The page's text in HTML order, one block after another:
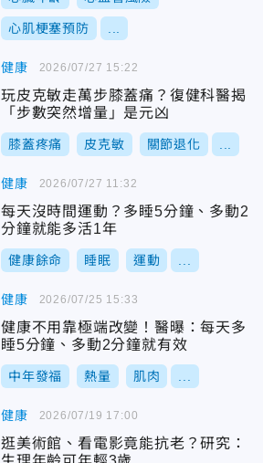
心肌梗塞預防
健康
玩皮克敏走萬步膝蓋痛？復健科醫揭
「步數突然增量」是元凶
膝蓋疼痛 皮克敏 關節退化
2026/07/27 15:22
健康
每天沒時間運動？多睡5分鐘、多動2
分鐘就能多活1年
健康餘命 睡眠 運動
2026/07/27 11:32
健康
健康不用靠極端改變！醫曝：每天多
睡5分鐘、多動2分鐘就有效
中年發福 熱量 肌肉
2026/07/25 15:33
健康
逛美術館、看電影竟能抗老？研究：
2026/07/19 17:00